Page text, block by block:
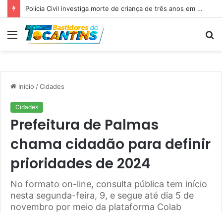
Professora Dorinha lidera disputa pelo Governo do Tocantins com 37,4% das intenções de voto, aponta pesquisa
Menu
Início /Cidades
Cidades
Prefeitura de Palmas
chama cidadão para definir
prioridades de 2024
No formato on-line, consulta pública tem início
nesta segunda-feira, 9, e segue até dia 5 de
novembro por meio da plataforma Colab